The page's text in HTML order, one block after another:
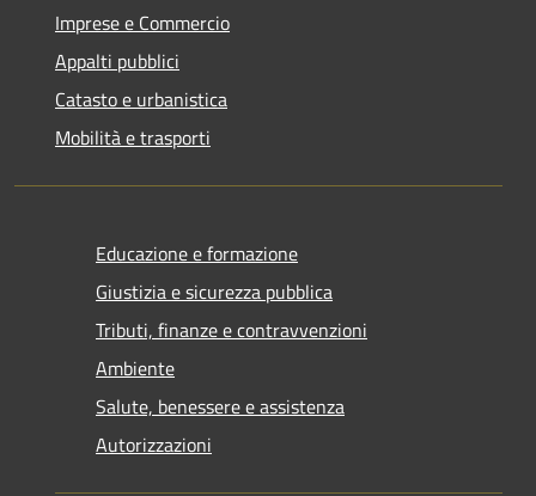
Imprese e Commercio
Appalti pubblici
Catasto e urbanistica
Mobilità e trasporti
Educazione e formazione
Giustizia e sicurezza pubblica
Tributi, finanze e contravvenzioni
Ambiente
Salute, benessere e assistenza
Autorizzazioni